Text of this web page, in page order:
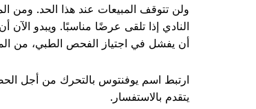
ولن تتوقف المبيعات عند هذا الحد. ومن
النادي إذا تلقى عرضًا مناسبًا. ويبدو
أن يفشل في اجتياز الفحص الطبي، من
ارتبط اسم يوفنتوس بالتحرك من أجل
يتقدم بالاستفسار.